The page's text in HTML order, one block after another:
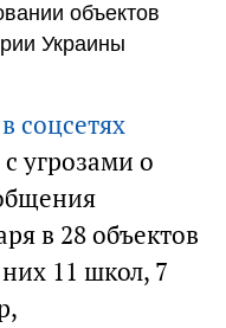
объектов
Украины
соцсетях
угрозами о
в 28 объектов
11 школ, 7